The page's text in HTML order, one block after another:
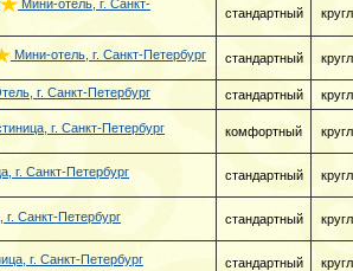
Мини-отель, г. Санкт-
стандартный
Мини-отель, г. Санкт-Петербург стандартный
г. Санкт-Петербург стандартный
г. Санкт-Петербург комфортный
г. Санкт-Петербург стандартный
г. Санкт-Петербург стандартный
г. Санкт-Петербург стандартный